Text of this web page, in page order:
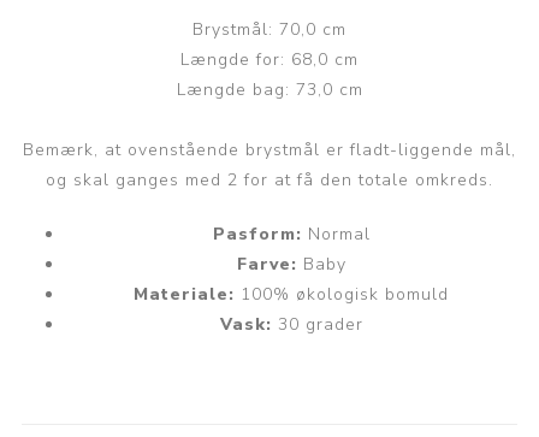
Brystmål: 70,0 cm
Længde for: 68,0 cm
Længde bag: 73,0 cm
Bemærk, at ovenstående brystmål er fladt-liggende mål,
og skal ganges med 2 for at få den totale omkreds.
Pasform: Normal
Farve: Baby
Materiale: 100% økologisk bomuld
Vask: 30 grader